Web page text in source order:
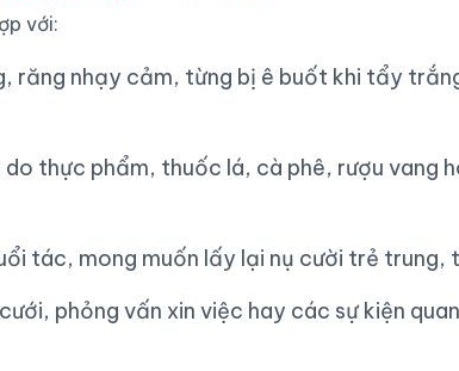
với:
răng nhạy cảm, từng bị ê buốt khi tẩy
thực phẩm, thuốc lá, cà phê, rượu vang
tác, mong muốn lấy lại nụ cười trẻ trung,
phỏng vấn xin việc hay các sự kiện